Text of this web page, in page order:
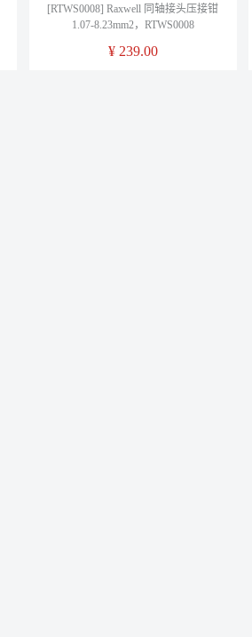
[RTWS0008] Raxwell 同轴接头压接钳
1.07-8.23mm2，RTWS0008
¥ 239.00